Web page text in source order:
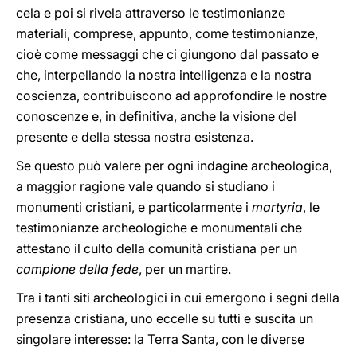
cela e poi si rivela attraverso le testimonianze
materiali, comprese, appunto, come testimonianze,
cioè come messaggi che ci giungono dal passato e
che, interpellando la nostra intelligenza e la nostra
coscienza, contribuiscono ad approfondire le nostre
conoscenze e, in definitiva, anche la visione del
presente e della stessa nostra esistenza.
Se questo può valere per ogni indagine archeologica,
a maggior ragione vale quando si studiano i
monumenti cristiani, e particolarmente i martyria, le
testimonianze archeologiche e monumentali che
attestano il culto della comunità cristiana per un
campione della fede, per un martire.
Tra i tanti siti archeologici in cui emergono i segni della
presenza cristiana, uno eccelle su tutti e suscita un
singolare interesse: la Terra Santa, con le diverse